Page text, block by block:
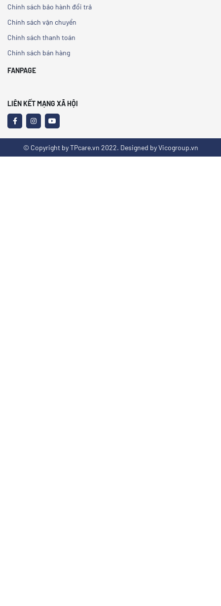
Chính sách bảo hành đổi trả
Chính sách vận chuyển
Chính sách thanh toán
Chính sách bán hàng
FANPAGE
LIÊN KẾT MẠNG XÃ HỘI
© Copyright by TPcare.vn 2022. Designed by Vicogroup.vn